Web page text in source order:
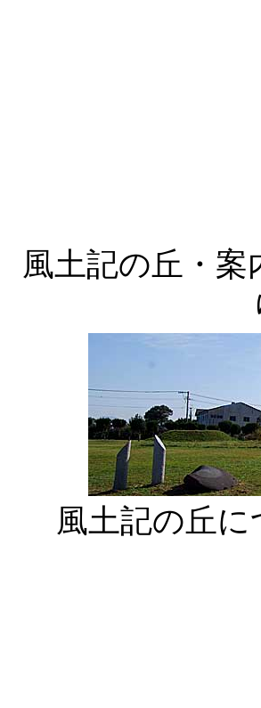
風土記の丘・
風土記の丘